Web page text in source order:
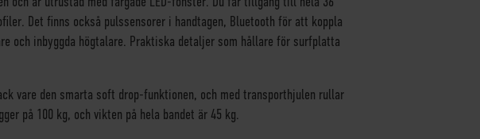
Det finns också pulssensorer i handtagen, Bluetooth för att koppla
och inbyggda högtalare. Praktiska detaljer som hållare för surfplatta
vare den smarta soft drop-funktionen, och med transporthjulen rullar
på 100 kg, och vikten på hela bandet är 45 kg.